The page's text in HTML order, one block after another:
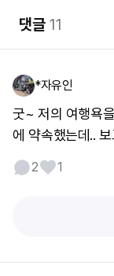
댓글11
*자유인
굿~ 저의 여행욕
에 약속했는데..
2 1